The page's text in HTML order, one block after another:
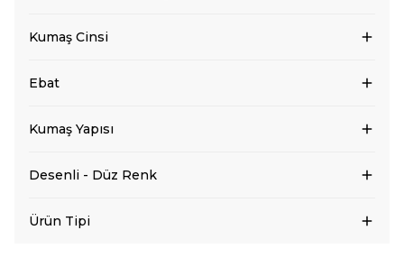
Kumaş Cinsi
Ebat
Kumaş Yapısı
Desenli - Düz Renk
Ürün Tipi